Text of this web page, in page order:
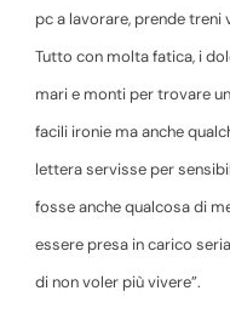
pc a lavorare, prende treni
Tutto con molta fatica, i
mari e monti per trovare
facili ironie ma anche
lettera servisse per
fosse anche qualcosa di
essere presa in carico
di non voler più vivere”.